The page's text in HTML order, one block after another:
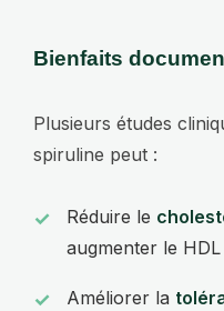
Bienfaits
Plusieurs études
spiruline peut :
Réduire le
augmenter le
Améliorer la